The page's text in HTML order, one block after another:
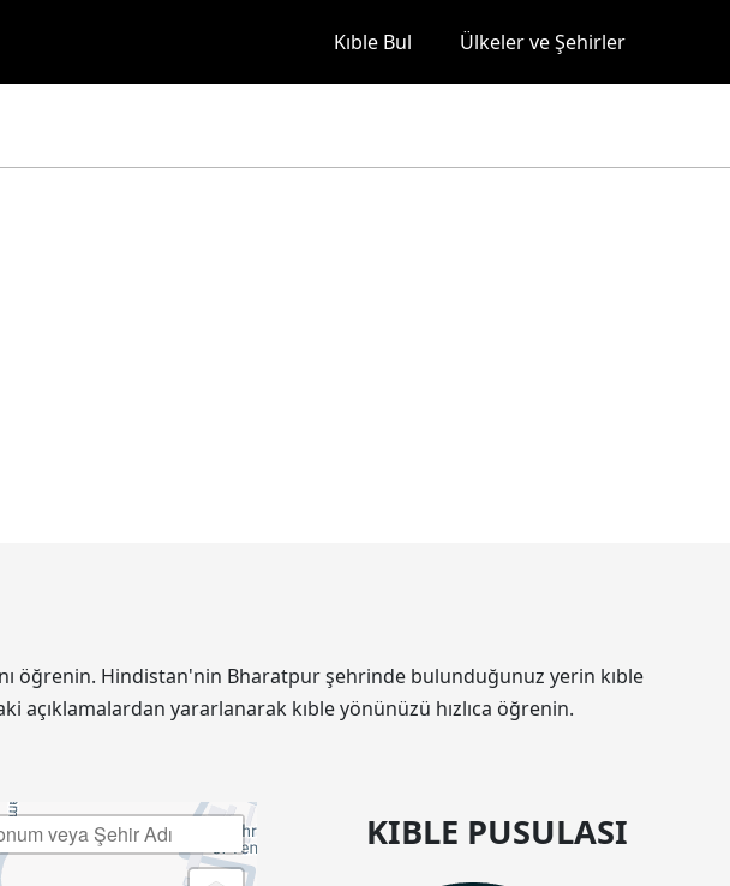
Kıble Bul Ülkeler ve Şehirler
öğrenin. Hindistan'nin Bharatpur şehrinde bulunduğunuz yerin kıble
yararlanarak kıble yönünüzü hızlıca öğrenin.
KIBLE PUSULASI